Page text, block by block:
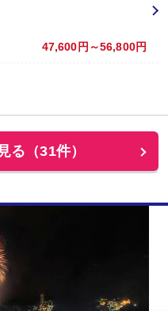
47,600円～56,800円
る（31件）